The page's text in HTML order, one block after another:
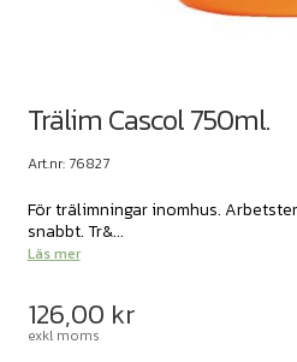
Trälim Cascol 750ml.
Art.nr: 76827
För trälimningar inomhus.
snabbt. Tr&...
Läs mer
126,00 kr
exkl moms